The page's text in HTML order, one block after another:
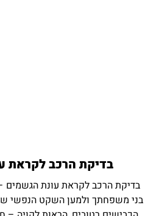
בדיקת הרכב לקראת
בדיקת הרכב לקראת עונת הגשמים
בני משפחתך ולמען השקט הנפשי